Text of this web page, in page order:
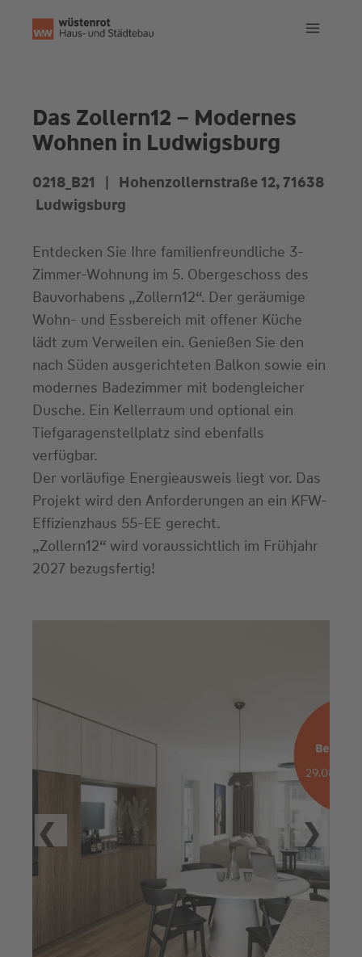
Inhalt
Das Zollern12 – Modernes
Wohnen in Ludwigsburg
0218_B21 | Hohenzollernstraße 12, 71638
Ludwigsburg
Entdecken Sie Ihre familienfreundliche 3-
Zimmer-Wohnung im 5. Obergeschoss des
Bauvorhabens „Zollern12“. Der geräumige
Wohn- und Essbereich mit offener Küche
lädt zum Verweilen ein. Genießen Sie den
nach Süden ausgerichteten Balkon sowie ein
modernes Badezimmer mit bodengleicher
Dusche. Ein Kellerraum und optional ein
Tiefgaragenstellplatz sind ebenfalls
verfügbar.
Der vorläufige Energieausweis liegt vor. Das
Projekt wird den Anforderungen an ein KFW-
Effizienzhaus 55-EE gerecht.
„Zollern12“ wird voraussichtlich im Frühjahr
2027 bezugsfertig!
revious Next